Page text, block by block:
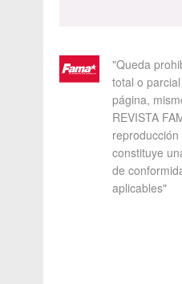
"Queda
total o
página,
REVISTA
constituye
de
aplicables"